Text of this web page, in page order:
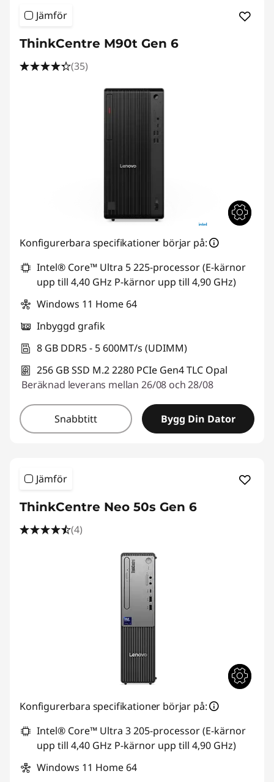
Jämför
ThinkCentre M90t Gen 6
(35)
Konfigurerbara specifikationer börjar på:
Intel® Core™ Ultra 5 225-processor (E-kärnor
upp till 4,40 GHz P-kärnor upp till 4,90 GHz)
Windows 11 Home 64
Inbyggd grafik
8 GB DDR5 - 5 600MT/s (UDIMM)
256 GB SSD M.2 2280 PCIe Gen4 TLC Opal
Beräknad leverans mellan 26/08 och 28/08
Snabbtitt Bygg Din Dator
Jämför
ThinkCentre Neo 50s Gen 6
(4)
Konfigurerbara specifikationer börjar på:
Intel® Core™ Ultra 3 205-processor (E-kärnor
upp till 4,40 GHz P-kärnor upp till 4,90 GHz)
Windows 11 Home 64